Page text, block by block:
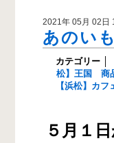
2021年 05月 02日
あのい
カテゴリー
松】王国 商
【浜松】カフ
５月１